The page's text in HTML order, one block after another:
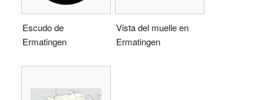
Escudo de
Ermatingen
Vista del muelle en
Ermatingen